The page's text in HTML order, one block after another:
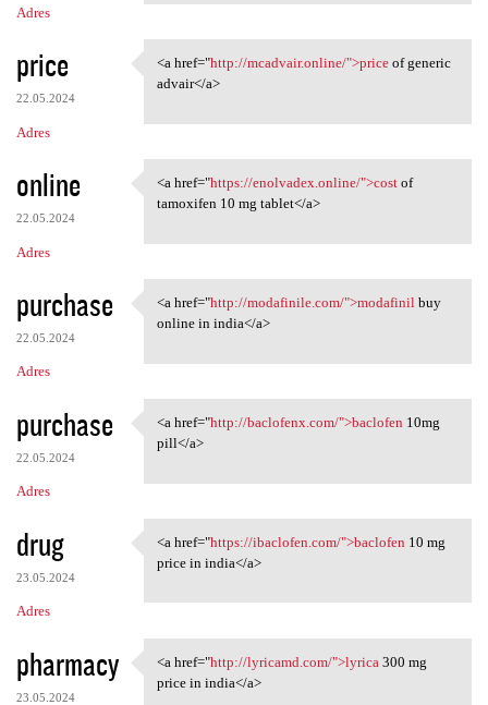
Adres
price
22.05.2024
Adres
<a href="http://mcadvair
<a href="http://mcadvair.online/">priceof generic
advair</a>
online
22.05.2024
Adres
<a href="https://enolvadex
<a href="https://enolvadex.online/">costof
tamoxifen 10 mg tablet</a>
purchase
22.05.2024
Adres
<a href="http://modafinile
<a href="http://modafinile.com/">modafinilbuy
online in india</a>
purchase
22.05.2024
Adres
<a href="http://baclofenx.com
<a href="http://baclofenx.com/">baclofen 10mg
pill</a>
drug
23.05.2024
Adres
<a href="https://ibaclofen
<a href="https://ibaclofen.com/">baclofen 10 mg
price in india</a>
pharmacy
23.05.2024
<a href="http://lyricamd.com/
<a href="http://lyricamd.com/">lyrica 300 mg
price in india</a>